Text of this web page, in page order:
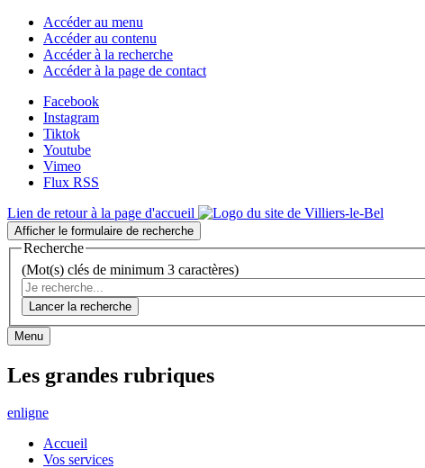
Accéder au menu
Accéder au contenu
Accéder à la recherche
Accéder à la page de contact
Facebook
Instagram
Tiktok
Youtube
Vimeo
Flux RSS
Lien de retour à la page d'accueil
Afficher le formulaire de recherche
Recherche
(Mot(s) clés de minimum 3 caractères)
Lancer la recherche
Menu
Les grandes rubriques
enligne
Accueil
Vos services